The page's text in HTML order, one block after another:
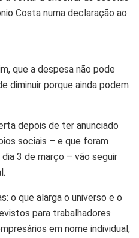
Costa numa declaração ao
que a despesa não pode
diminuir porque ainda podem
depois de ter anunciado
sociais – e que foram
3 de março – vão seguir
o que alarga o universo e o
para trabalhadores
em nome individual,